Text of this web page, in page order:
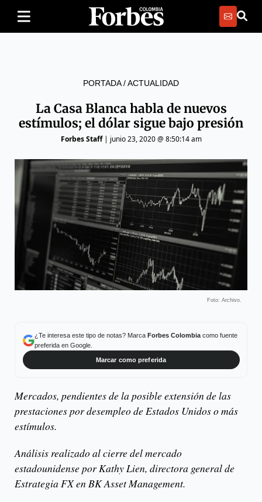
PORTADA/ACTUALIDAD
La Casa Blanca habla de nuevos
estímulos; el dólar sigue bajo presión
Forbes Staff| junio 23, 2020 @ 8:50:14 am
Foto: Archivo.
¿Te interesa este tipo de notas? Marca Forbes Colombiacomo fuente
preferida en Google.
Marcar como preferida
Mercados, pendientes de la posible extensión de las
prestaciones por desempleo de Estados Unidos o más
estímulos.
Análisis realizado al cierre del mercado
estadounidense por Kathy Lien, directora general de
Estrategia FX en BK Asset Management.